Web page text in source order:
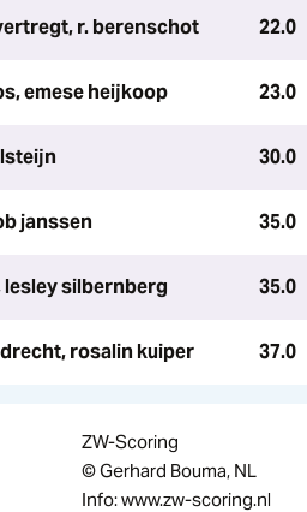
r. berenschot 22.0
emese heijkoop 23.0
30.0
janssen 35.0
lesley silbernberg 35.0
rosalin kuiper 37.0
ZW-Scoring
© Gerhard Bouma, NL
Info: www.zw-scoring.nl